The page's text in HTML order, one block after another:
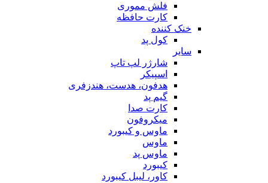
فلش مموری
کارت حافظه
خنک کننده
کول پد
سایر
شارژر لپ تاپ
اسپیکر
هدفون، هدست، هندزفری
گیم پد
کارت صدا
میکروفون
ماوس و کیبورد
ماوس
ماوس پد
کیبورد
کاور، لیبل کیبورد